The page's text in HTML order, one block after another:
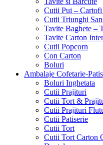
Cutii Pui –
Cutii Triunghi
Tavite Baghete –
Tavite Carton
Cutii Popcorn
Con Carton
Boluri
Ambalaje Cofetarie-
Boluri Inghetata
Cutii Prajituri
Cutii Tort &
Cutii Prajituri
Cutii Patiserie
Cutii Tort
Cutii Tort Carton